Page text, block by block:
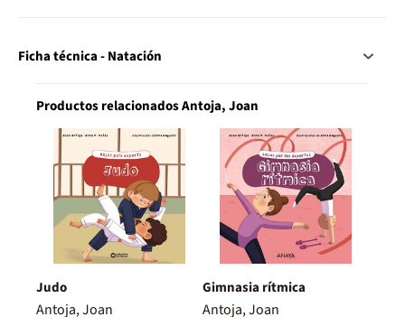
Ficha técnica - Natación
Productos relacionados Antoja, Joan
Judo
Antoja, Joan
Gimnasia rítmica
Antoja, Joan